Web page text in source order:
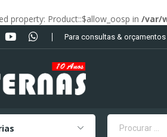
property: Product::$allow_oosp in /var/
Para consultas &